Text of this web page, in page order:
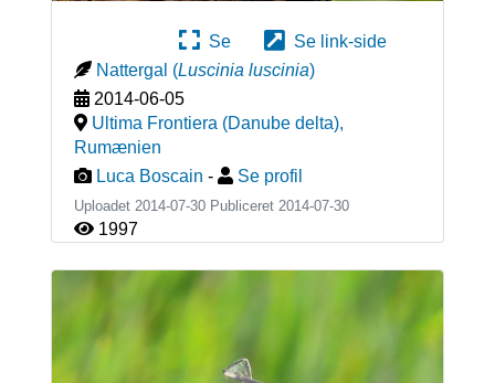
Se
Se link-side
Nattergal (Luscinia luscinia)
2014-06-05
Ultima Frontiera (Danube delta),
Rumænien
Luca Boscain - Se profil
Uploadet 2014-07-30 Publiceret 2014-07-30
1997